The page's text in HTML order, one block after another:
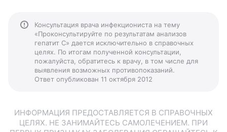
Консультация врача инфекциониста на тему
«Проконсультируйте по результатам анализов
гепатит С» дается исключительно в справочных
целях. По итогам полученной консультации,
пожалуйста, обратитесь к врачу, в том числе для
выявления возможных противопоказаний.
Ответ опубликован 11 октября 2012
ИНФОРМАЦИЯ ПРЕДОСТАВЛЯЕТСЯ В СПРАВОЧНЫХ
ЦЕЛЯХ. НЕ ЗАНИМАЙТЕСЬ САМОЛЕЧЕНИЕМ. ПРИ